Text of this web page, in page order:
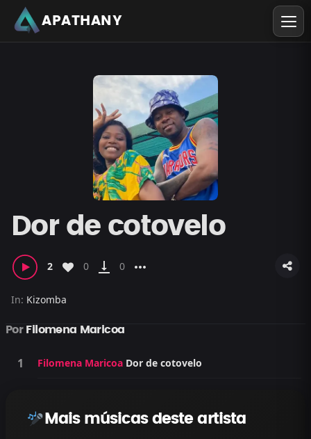
APATHANY
Dor de cotovelo
2 0 vertical_align_bottom 0 more_horiz
In: Kizomba
Por Filomena Maricoa
Filomena Maricoa Dor de cotovelo
Mais músicas deste artista